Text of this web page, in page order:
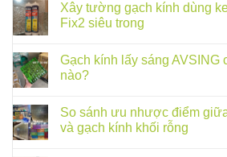
Xây tường gạch kính dùng
Fix2 siêu trong
Gạch kính lấy sáng
nào?
So sánh ưu nhược điểm
và gạch kính khối rỗng